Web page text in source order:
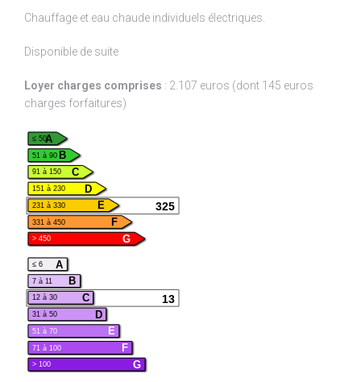
Chauffage et eau chaude individuels électriques.
Disponible de suite
Loyer charges comprises : 2.107 euros (dont 145 euros
charges forfaitures)
A
≤ 50
B
51 à 90
C
91 à 150
D
151 à 230
325
E
231 à 330
F
331 à 450
G
> 450
A
≤ 6
B
7 à 11
13
C
12 à 30
D
31 à 50
E
51 à 70
F
71 à 100
G
> 100